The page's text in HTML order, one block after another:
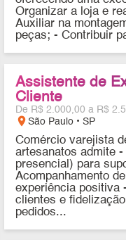
Organizar a loja e
Auxiliar na
peças; - Contribuir
Assistente de
Cliente
De R$ 2.000,00 a R$
location_onSão Paulo • SP
Comércio varejista
artesanatos admite
presencial) para
Acompanhamento
experiência positiva
clientes e
pedidos...